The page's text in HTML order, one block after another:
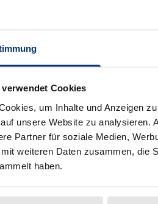
verwendet Cookies
um Inhalte und Anzeigen
unsere Website zu analysieren.
Partner für soziale Medien,
weiteren Daten zusammen, die
haben.
Preisangaben inkl.
Hinweise zu
Bibliografische Angaben